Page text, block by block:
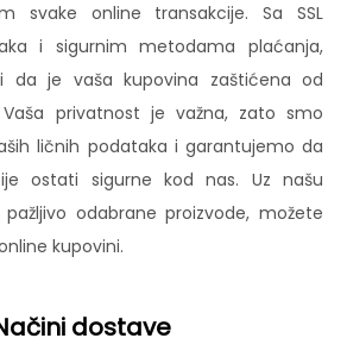
svake online transakcije. Sa SSL
i sigurnim metodama plaćanja,
da je vaša kupovina zaštićena od
privatnost je važna, zato smo
ličnih podataka i garantujemo da
ostati sigurne kod nas. Uz našu
odabrane proizvode, možete
kupovini.
dostave